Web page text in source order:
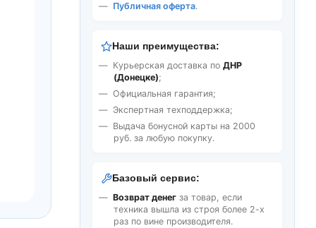
Публичная оферта.
Наши преимущества:
Курьерская доставка по ДНР
(Донецке);
Официальная гарантия;
Экспертная техподдержка;
Выдача бонусной карты на 2000
руб. за любую покупку.
Базовый сервис:
Возврат денег за товар, если
техника вышла из строя более 2-х
раз по вине производителя.